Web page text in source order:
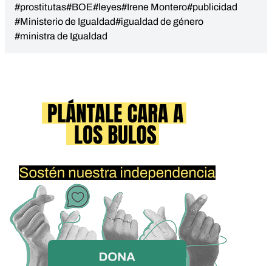
#prostitutas#BOE#leyes#Irene Montero#publicidad
#Ministerio de Igualdad#igualdad de género
#ministra de Igualdad